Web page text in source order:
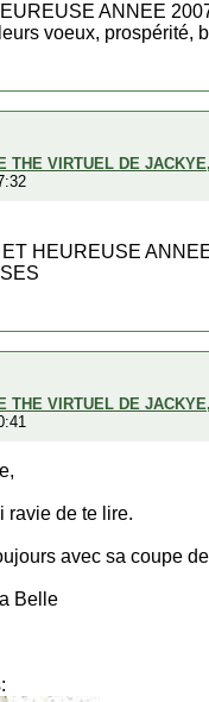
ANNEE
voeux, prospérité,
THE VIRTUEL DE
HEUREUSE
THE VIRTUEL DE
ravie de te lire.
avec sa coupe
Belle